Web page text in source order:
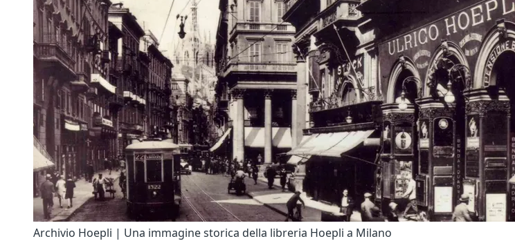
Archivio Hoepli | Una immagine storica della libreria Hoepli a Milano